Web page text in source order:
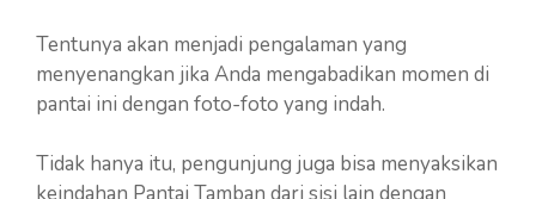
Tentunya akan menjadi pengalaman yang
menyenangkan jika Anda mengabadikan momen di
pantai ini dengan foto-foto yang indah.
Tidak hanya itu, pengunjung juga bisa menyaksikan